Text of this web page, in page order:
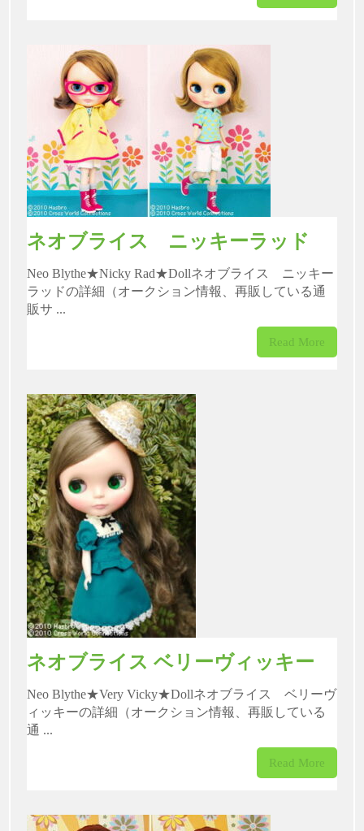
ネオブライス ニッキーラッド
Neo Blythe★Nicky Rad★Dollネオブライス ニッキー
ラッドの詳細（オークション情報、再販している通
販サ ...
Read More
ネオブライス ベリーヴィッキー
Neo Blythe★Very Vicky★Dollネオブライス ベリーヴ
ィッキーの詳細（オークション情報、再販している
通 ...
Read More